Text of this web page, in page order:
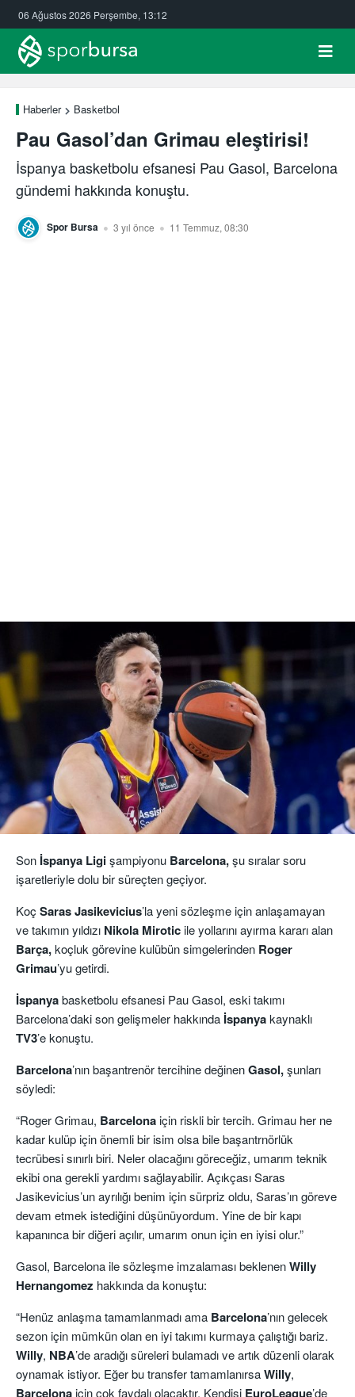
06 Ağustos 2026 Perşembe, 13:12
Haberler Basketbol
Pau Gasol’dan Grimau eleştirisi!
İspanya basketbolu efsanesi Pau Gasol, Barcelona
gündemi hakkında konuştu.
Spor Bursa 3 yıl önce 11 Temmuz, 08:30
Son İspanya Ligişampiyonu Barcelona,şu sıralar soru
işaretleriyle dolu bir süreçten geçiyor.
Koç Saras Jasikevicius’la yeni sözleşme için anlaşamayan
ve takımın yıldızı Nikola Miroticile yollarını ayırma kararı alan
Barça,koçluk görevine kulübün simgelerinden Roger
Grimau’yu getirdi.
İspanyabasketbolu efsanesi Pau Gasol, eski takımı
Barcelona’daki son gelişmeler hakkında İspanyakaynaklı
TV3’e konuştu.
Barcelona’nın başantrenör tercihine değinenGasol,şunları
söyledi:
“Roger Grimau, Barcelonaiçin riskli bir tercih. Grimau her ne
kadar kulüp için önemli bir isim olsa bile başantrnörlük
tecrübesi sınırlı biri. Neler olacağını göreceğiz, umarım teknik
ekibi ona gerekli yardımı sağlayabilir. Açıkçası Saras
Jasikevicius’un ayrılığı benim için sürpriz oldu, Saras’ın göreve
devam etmek istediğini düşünüyordum. Yine de bir kapı
kapanınca bir diğeri açılır, umarım onun için en iyisi olur.”
Gasol, Barcelona ile sözleşme imzalaması beklenenWilly
Hernangomez hakkında da konuştu:
“Henüz anlaşma tamamlanmadı ama Barcelona’nın gelecek
sezon için mümkün olan en iyi takımı kurmaya çalıştığı bariz.
Willy, NBA’de aradığı süreleri bulamadı ve artık düzenli olarak
oynamak istiyor. Eğer bu transfer tamamlanırsaWilly,
Barcelonaiçin çok faydalı olacaktır. Kendisi EuroLeague’de